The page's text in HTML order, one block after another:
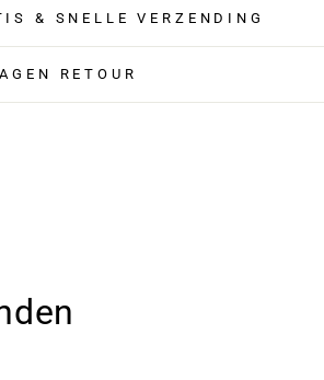
& SNELLE VERZENDING
RETOUR